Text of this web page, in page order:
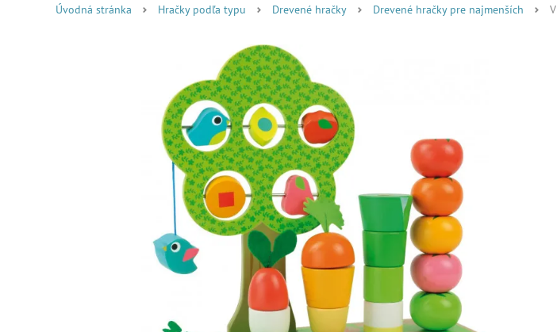
Úvodná stránka Hračky podľa typu Drevené hračky Drevené hračky pre najmenších